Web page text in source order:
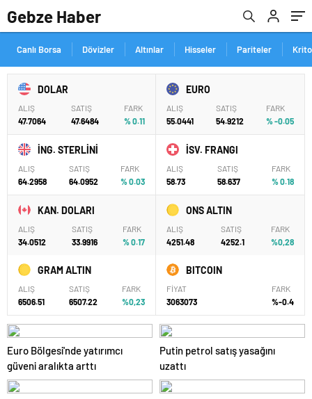
Gebze Haber
Canlı Borsa Dövizler Altınlar Hisseler Pariteler
DOLAR
ALIŞ
47.7064
SATIŞ
47.6484
FARK
% 0.11
EURO
ALIŞ
55.0441
SATIŞ
54.9212
FARK
% -0.05
İNG. STERLİNİ
ALIŞ
64.2958
SATIŞ
64.0952
FARK
% 0.03
İSV. FRANGI
ALIŞ
58.73
SATIŞ
58.637
FARK
% 0.18
KAN. DOLARI
ALIŞ
34.0512
SATIŞ
33.9916
FARK
% 0.17
ONS ALTIN
ALIŞ
4251.48
SATIŞ
4252.1
FARK
%0,28
GRAM ALTIN
ALIŞ
6506.51
SATIŞ
6507.22
FARK
%0,23
BITCOIN
FİYAT
3063073
FARK
%-0.4
Euro Bölgesi'nde yatırımcı
güveni aralıkta arttı
Putin petrol satış yasağını
uzattı